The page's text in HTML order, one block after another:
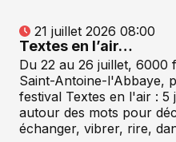
21 juillet 2026 08:00
Textes en l’air…
Du 22 au 26 juillet, 6000
Saint-Antoine-l'Abbaye,
festival Textes en l'air : 5
autour des mots pour
échanger, vibrer, rire,